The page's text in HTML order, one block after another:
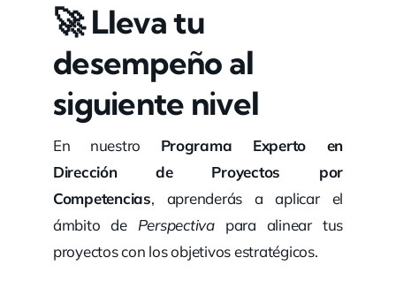
🚀Lleva tu
desempeño al
siguiente nivel
En nuestro Programa Experto en
Dirección de Proyectos por
Competencias, aprenderás a aplicar el
ámbito de Perspectivapara alinear tus
proyectos con los objetivos estratégicos.